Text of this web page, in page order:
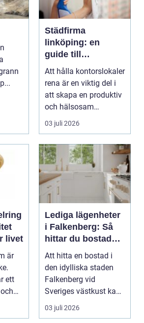
Städfirma
linköping: en
guide till
professionell
städning
Att hålla kontorslokaler
rena är en viktig del i
att skapa en produktiv
och hälsosam
arbetsmiljö. En...
03 juli 2026
livet
är
ett
Lediga lägenheter
i Falkenberg: Så
hittar du bostaden
för dig
Att hitta en bostad i
den idylliska staden
Falkenberg vid
Sveriges västkust kan
vara både...
03 juli 2026